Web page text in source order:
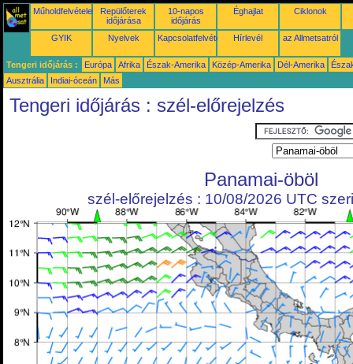
Műholdfelvételek
Repülőterek
időjárása
10-napos
időjárás
Éghajlat Ciklonok
GYIK Nyelvek Kapcsolatfelvétel Hírlevél az Allmetsatról
Tengeri időjárás : Európa Afrika Észak-Amerika Közép-Amerika Dél-Amerika
Ausztrália
Indiai-óceán Más
Tengeri időjárás : szél-előrejelzés
Panamai-öböl
szél-előrejelzés : 10/08/2026 UTC